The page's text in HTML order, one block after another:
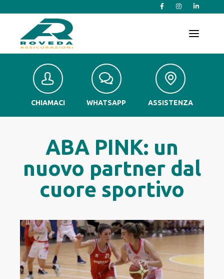
T
v
g
CHIAMACI WHATSAPP ASSISTENZA
ABA PINK: un
nuovo partner dal
cuore sportivo